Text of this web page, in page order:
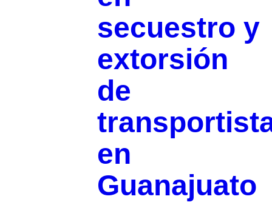
secuestro y
extorsión
de
en
Guanajuato